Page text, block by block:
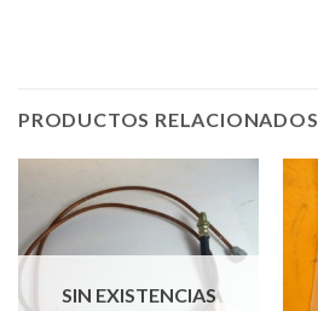
PRODUCTOS RELACIONADOS
SIN EXISTENCIAS